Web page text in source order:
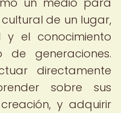
de un lugar,
el conocimiento
generaciones.
directamente
sobre sus
y adquirir